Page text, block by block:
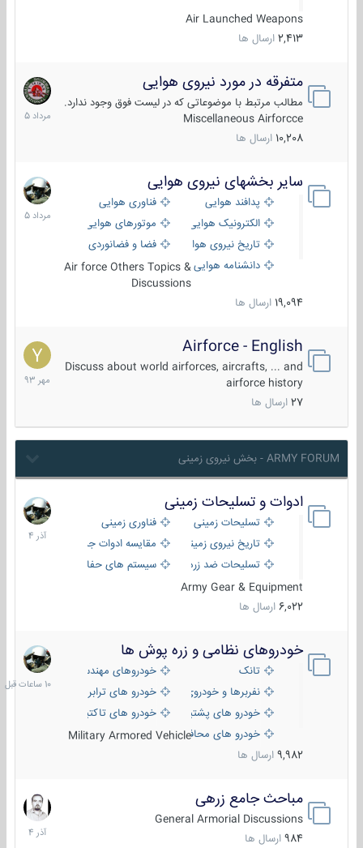
Air Launched Weapons
2,413 ارسال ها
متفرقه در مورد نیروی هوایی
مطالب مرتبط با موضوعاتی که در لیست فوق وجود ندارد.
Miscellaneous Airforcce
10,208 ارسال ها
7
مرداد
1405
سایر بخشهای نیروی هوایی
پدافند هوایی
فناوری هوایی
الکترونیک هوایی
موتورهای هوایی
تاریخ نیروی هوایی
فضا و فضانوردی
دانشنامه هواییAir force Others Topics &
Discussions
19,094 ارسال ها
2
مرداد
1405
Airforce - English
Discuss about world airforces, aircrafts, ... and
airforce history
27 ارسال ها
15
مهر
1393
ARMY FORUM - بخش نیروی زمینی
ادوات و تسلیحات زمینی
تسلیحات زمینی
فناوری زمینی
تاریخ نیروی زمینی
مقایسه ادوات جنگی
تسلیحات ضد زره
سیستم های حفاظت فعال
Army Gear & Equipment
6,022 ارسال ها
21
آذر
1404
خودروهای نظامی و زره پوش ها
تانک
خودروهای مهندسی
نفربرها و خودروی های رزمی پیاده نظام
خودرو های ترابری نظامی
خودرو های پشتیبانی آتش ، شناسایی و ضد تانک
خودرو های تاکتیکی نظامی
خودرو های محافظت شدهMilitary Armored Vehicle
9,982 ارسال ها
10
ساعات
قبل
مباحث جامع زرهی
General Armorial Discussions
984 ارسال ها
7
آذر
1404